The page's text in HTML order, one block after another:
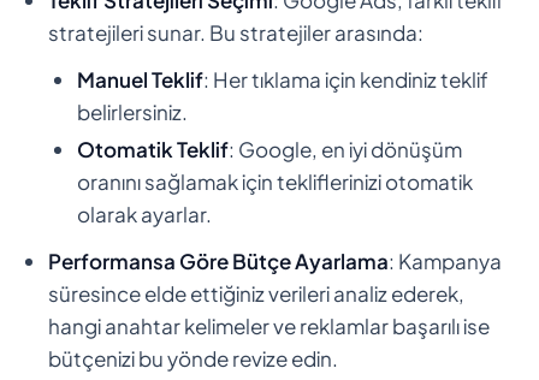
stratejileri sunar. Bu stratejiler arasında:
Manuel Teklif: Her tıklama için kendiniz teklif
belirlersiniz.
Otomatik Teklif: Google, en iyi dönüşüm
oranını sağlamak için tekliflerinizi otomatik
olarak ayarlar.
Performansa Göre Bütçe Ayarlama: Kampanya
süresince elde ettiğiniz verileri analiz ederek,
hangi anahtar kelimeler ve reklamlar başarılı ise
bütçenizi bu yönde revize edin.